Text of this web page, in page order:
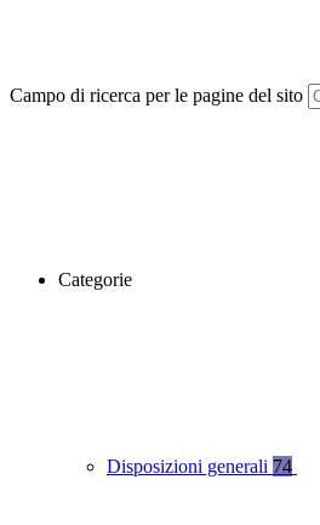
Campo di ricerca per le pagine del sito
Categorie
Disposizioni generali 74